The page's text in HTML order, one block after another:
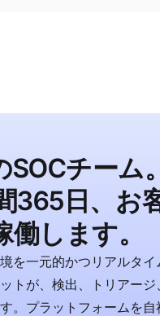
チーム。
365日、お
働します。
を一元的かつリアルタ
トが、検出、トリアー
。プラットフォームを自